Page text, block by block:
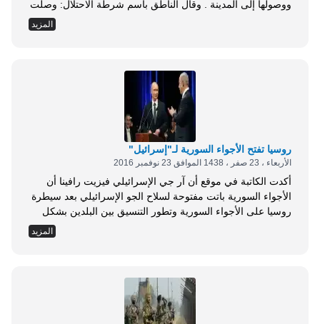
ووصولها إلى المدينة . وقال الناطق باسم شرطة الاحتلال: وصلت
الحرائق لنحو ثمانية إلى عشرة شوارع في مدينة حيفا، ولم يتم
التبليغ عن وقوع إصابات . وأضاف: يجري العمل والتنسيق مع
المزيد
روسيا تفتح الأجواء السورية لـ"إسرائيل"
الأربعاء ، 23 صفر ، 1438 الموافق 23 نوفمبر 2016
أكدت الكاتبة في موقع أن آر جي الإسرائيلي فيزيت رافينا أن
الأجواء السورية باتت مفتوحة لسلاح الجو الإسرائيلي بعد سيطرة
روسيا على الأجواء السورية وتطور التنسيق بين البلدين بشكل
كبير في التفرة الأخيرة . وقالت الكاتبة: إن العلاقات الروسيةالمزيد